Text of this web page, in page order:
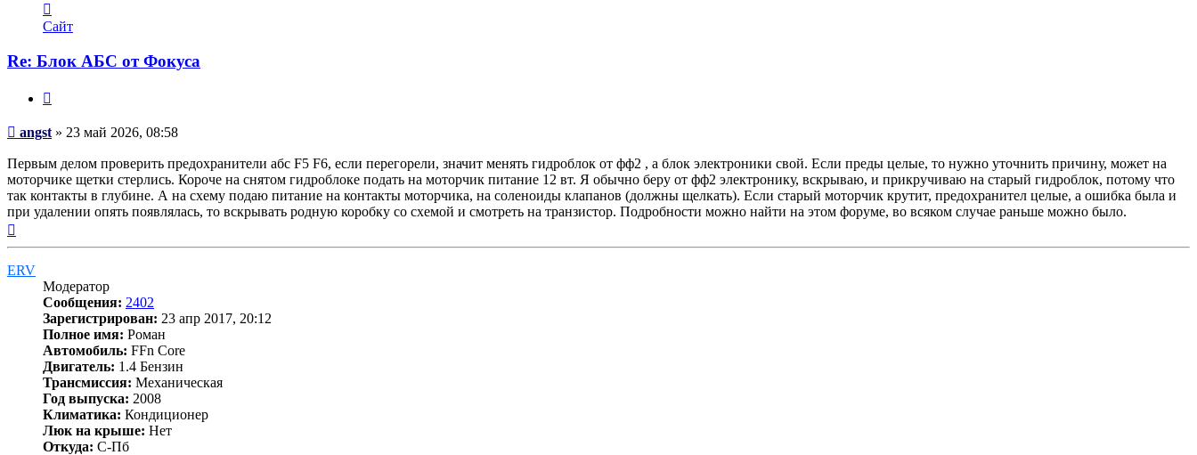
информация
пользователя
Сайт
Re: Блок АБС от Фокуса
Сообщение
angst » 23 май 2026, 08:58
Первым делом проверить предохранители абс F5 F6, если перегорели, значит менять гидроблок от фф2 , а блок электроники свой. Если преды целые, то нужно уточнить причину, может на
моторчике щетки стерлись. Короче на снятом гидроблоке подать на моторчик питание 12 вт. Я обычно беру от фф2 электронику, вскрываю, и прикручиваю на старый гидроблок, потому что
так контакты в глубине. А на схему подаю питание на контакты моторчика, на соленоиды клапанов (должны щелкать). Если старый моторчик крутит, предохранител целые, а ошибка была и
при удалении опять появлялась, то вскрывать родную коробку со схемой и смотреть на транзистор. Подробности можно найти на этом форуме, во всяком случае раньше можно было.
ERV
Модератор
Сообщения: 2402
Зарегистрирован: 23 апр 2017, 20:12
Полное имя: Роман
Автомобиль: FFn Core
Двигатель: 1.4 Бензин
Трансмиссия: Механическая
Год выпуска: 2008
Климатика: Кондиционер
Люк на крыше: Нет
Откуда: С-Пб